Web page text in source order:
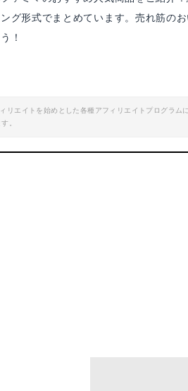
グ形式でまとめています。売れ筋の
！
エイトを始めとした各種アフィリエイトプログラム
。